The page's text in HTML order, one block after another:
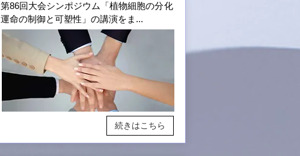
第86回大会シンポジウム「植物細胞の分化
運命の制御と可塑性」の講演をま...
続きはこちら